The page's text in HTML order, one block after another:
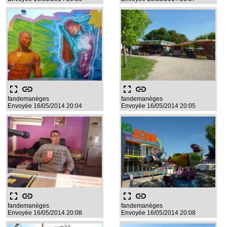
fullscreen link
fandemanèges
Envoyée 16/05/2014 20:04
fullscreen link
fandemanèges
Envoyée 16/05/2014 20:05
fullscreen link
fandemanèges
Envoyée 16/05/2014 20:08
fullscreen link
fandemanèges
Envoyée 16/05/2014 20:08